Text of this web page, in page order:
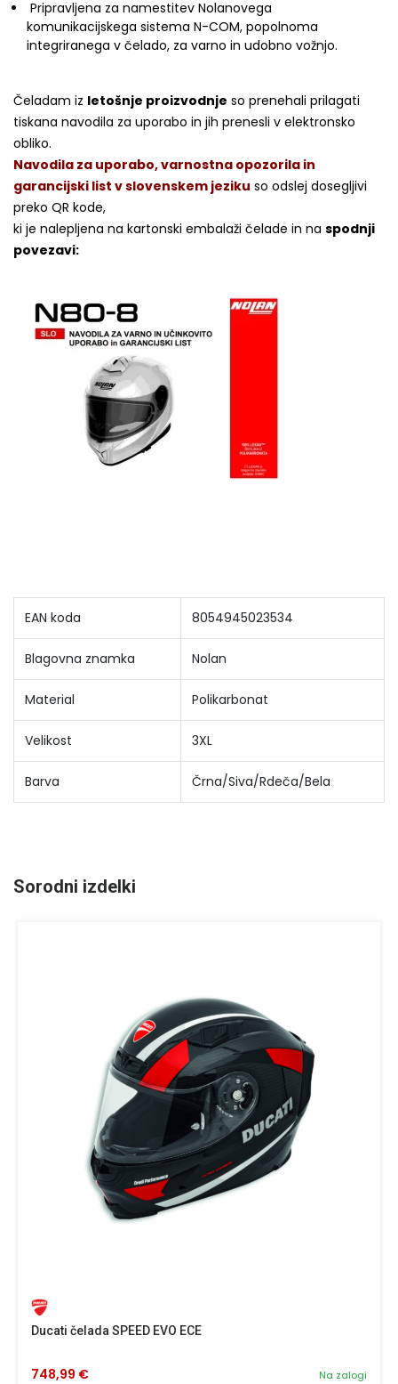
Pripravljena za namestitev Nolanovega
komunikacijskega sistema N-COM, popolnoma
integriranega v čelado, za varno in udobno vožnjo.
Čeladam iz letošnje proizvodnje so prenehali prilagati
tiskana navodila za uporabo in jih prenesli v elektronsko
obliko.
Navodila za uporabo, varnostna opozorila in
garancijski list v slovenskem jeziku so odslej dosegljivi
preko QR kode,
ki je nalepljena na kartonski embalaži čelade in na spodnji
povezavi:
EAN koda 8054945023534
Blagovna znamka Nolan
Material Polikarbonat
Velikost 3XL
Barva Črna/Siva/Rdeča/Bela
Sorodni izdelki
Ducati čelada SPEED EVO ECE
Na zalogi
748,99 €